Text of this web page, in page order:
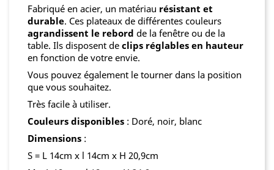
Fabriqué en acier, un matériau résistant et
durable. Ces plateaux de différentes couleurs
agrandissent le rebord de la fenêtre ou de la
table. Ils disposent de clips réglables en hauteur
en fonction de votre envie.
Vous pouvez également le tourner dans la position
que vous souhaitez.
Très facile à utiliser.
Couleurs disponibles : Doré, noir, blanc
Dimensions :
S = L 14cm x l 14cm x H 20,9cm